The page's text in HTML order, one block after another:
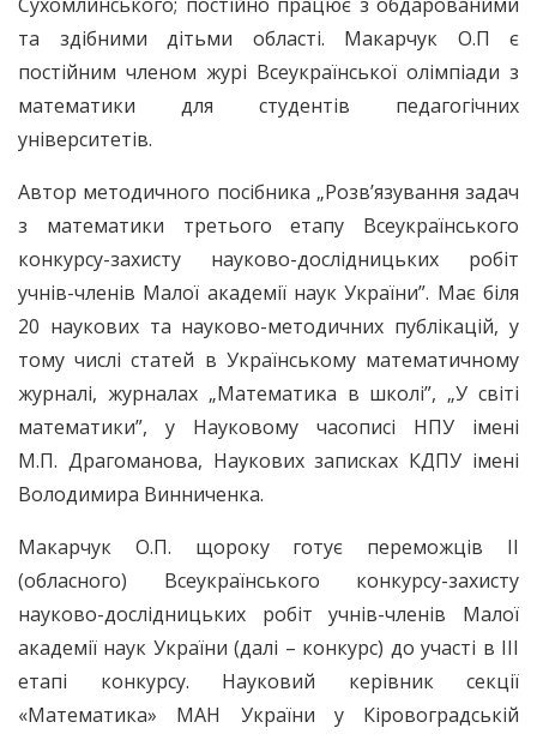
та здібними дітьми області. Макарчук О.П є
постійним членом журі Всеукраїнської олімпіади з
математики для студентів педагогічних
університетів.
Автор методичного посібника „Розв’язування задач
з математики третього етапу Всеукраїнського
конкурсу-захисту науково-дослідницьких робіт
учнів-членів Малої академії наук України”. Має біля
20 наукових та науково-методичних публікацій, у
тому числі статей в Українському математичному
журналі, журналах „Математика в школі”, „У світі
математики”, у Науковому часописі НПУ імені
М.П. Драгоманова, Наукових записках КДПУ імені
Володимира Винниченка.
Макарчук О.П. щороку готує переможців ІІ
(обласного) Всеукраїнського конкурсу-захисту
науково-дослідницьких робіт учнів-членів Малої
академії наук України (далі – конкурс) до участі в ІІІ
етапі конкурсу. Науковий керівник секції
«Математика» МАН України у Кіровоградській